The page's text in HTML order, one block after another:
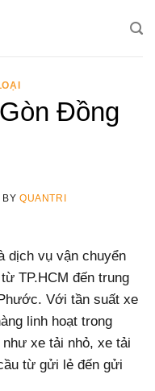
Đồng
BYQUANTRI
dịch vụ vận chuyển
TP.HCM đến trung
Với tần suất xe
linh hoạt trong
xe tải nhỏ, xe tải
từ gửi lẻ đến gửi